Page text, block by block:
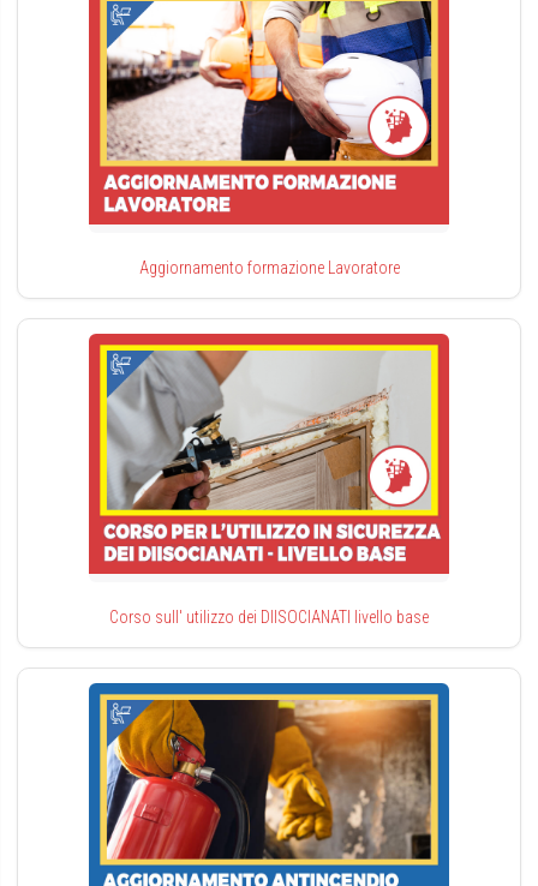
Aggiornamento formazione Lavoratore
Corso sull' utilizzo dei DIISOCIANATI livello base